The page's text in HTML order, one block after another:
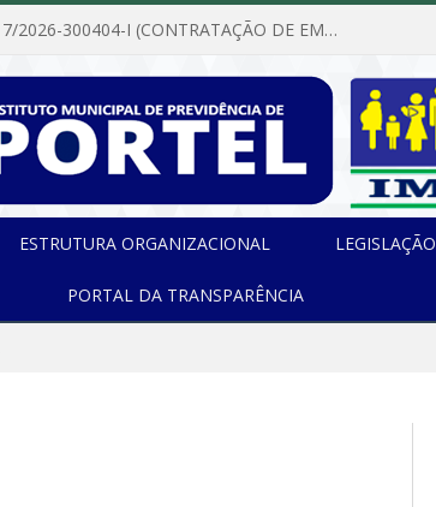
Dispensa de Licitação Nº 7/2026-300404-I (CONTRATAÇÃO DE EMPRESA PARA MANUTENÇÃO E REPARAÇÃO DE APARELHOS DE AR CONDICIONADO, EM ATENDIMENTO ÀS NECESSIDADES DO INSTITUTO DE PREVIDÊNCIA MUNICIPAL DE PORTEL/PA)
ESTRUTURA ORGANIZACIONAL LEGISLAÇÃO
PORTAL DA TRANSPARÊNCIA